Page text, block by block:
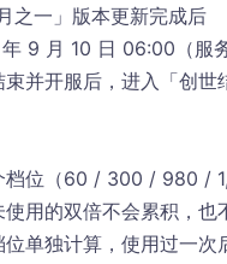
之一」版本更新完成后
9 月 10 日 06:00（服
束并开服后，进入「创
档位（60 / 300 / 980 /
使用的双倍不会累积，
位单独计算，使用过一次